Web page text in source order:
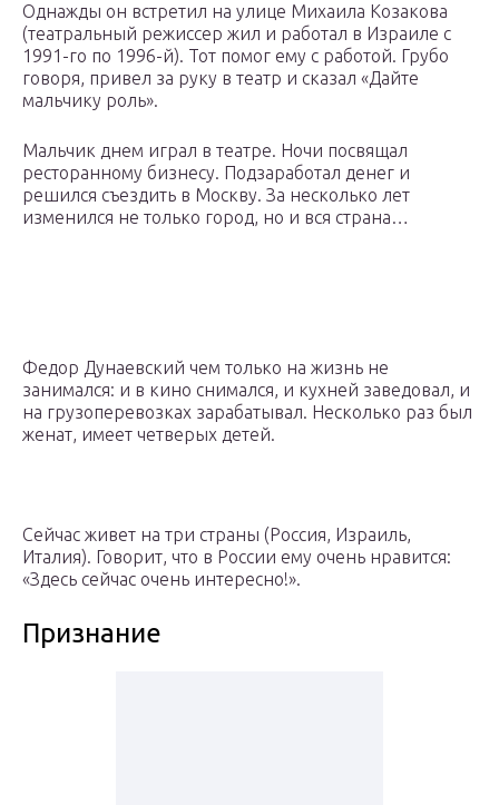
Однажды он встретил на улице Михаила Козакова
(театральный режиссер жил и работал в Израиле с
1991-го по 1996-й). Тот помог ему с работой. Грубо
говоря, привел за руку в театр и сказал «Дайте
мальчику роль».
Мальчик днем играл в театре. Ночи посвящал
ресторанному бизнесу. Подзаработал денег и
решился съездить в Москву. За несколько лет
изменился не только город, но и вся страна…
Федор Дунаевский чем только на жизнь не
занимался: и в кино снимался, и кухней заведовал, и
на грузоперевозках зарабатывал. Несколько раз был
женат, имеет четверых детей.
Сейчас живет на три страны (Россия, Израиль,
Италия). Говорит, что в России ему очень нравится:
«Здесь сейчас очень интересно!».
Признание